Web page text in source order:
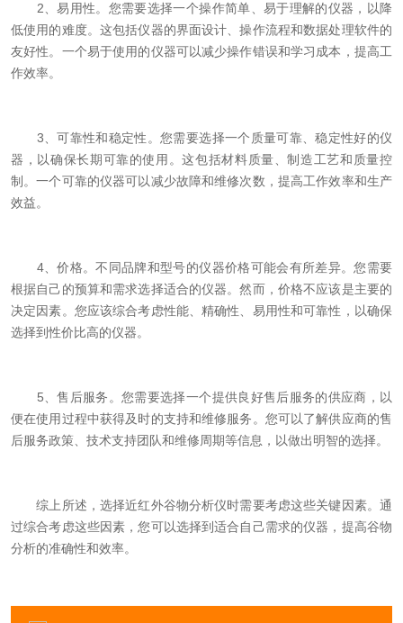
2、易用性。您需要选择一个操作简单、易于理解的仪器，以降
低使用的难度。这包括仪器的界面设计、操作流程和数据处理软件的
友好性。一个易于使用的仪器可以减少操作错误和学习成本，提高工
作效率。
3、可靠性和稳定性。您需要选择一个质量可靠、稳定性好的仪
器，以确保长期可靠的使用。这包括材料质量、制造工艺和质量控
制。一个可靠的仪器可以减少故障和维修次数，提高工作效率和生产
效益。
4、价格。不同品牌和型号的仪器价格可能会有所差异。您需要
根据自己的预算和需求选择适合的仪器。然而，价格不应该是主要的
决定因素。您应该综合考虑性能、精确性、易用性和可靠性，以确保
选择到性价比高的仪器。
5、售后服务。您需要选择一个提供良好售后服务的供应商，以
便在使用过程中获得及时的支持和维修服务。您可以了解供应商的售
后服务政策、技术支持团队和维修周期等信息，以做出明智的选择。
综上所述，选择近红外谷物分析仪时需要考虑这些关键因素。通
过综合考虑这些因素，您可以选择到适合自己需求的仪器，提高谷物
分析的准确性和效率。